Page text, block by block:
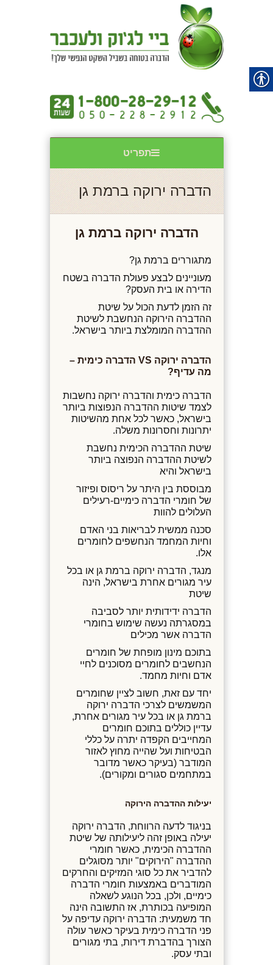
תפריט
הדברה ירוקה ברמת גן
הדברה ירוקה ברמת גן
מתגוררים ברמת גן?
מעוניינים לבצע פעולת הדברה בשטח
הדירה או בית העסק?
זה הזמן לדעת הכול על שיטת
ההדברה הירוקה הנחשבת לשיטת
ההדברה המומלצת ביותר בישראל.
הדברה ירוקה VS הדברה כימית –
מה עדיף?
הדברה כימית והדברה ירוקה נחשבות
לצמד שיטות ההדברה הנפוצות ביותר
בישראל, כאשר לכל אחת מהשיטות
יתרונות וחסרונות משלה.
שיטת ההדברה הכימית נחשבת
לשיטת ההדברה הנפוצה ביותר
בישראל והיא
מבוססת בין היתר על ריסוס ופיזור
של חומרי הדברה כימיים-רעילים
העלולים להוות
סכנה ממשית לבריאות בני האדם
וחיות המחמד הנחשפים לחומרים
אלו.
מנגד, הדברה ירוקה ברמת גן או בכל
עיר מגורים אחרת בישראל, הינה
שיטת
הדברה ידידותית יותר לסביבה
במסגרתה נעשה שימוש בחומרי
הדברה אשר מכילים
בתוכם מינון מופחת של חומרים
הנחשבים לחומרים מסוכנים לחיי
אדם וחיות מחמד.
יחד עם זאת, חשוב לציין שחומרים
המשמשים לצרכי הדברה ירוקה
ברמת גן או בכל עיר מגורים אחרת,
עדיין כוללים בתוכם חומרים
המחייבים הקפדה יתרה על כללי
הבטיחות ועל שהייה מחוץ לאזור
המודבר (בעיקר כאשר מדובר
במתחמים סגורים ומקורים).
יעילות ההדברה הירוקה
בניגוד לדעה הרווחת, הדברה ירוקה
יעילה באופן זהה ליעילותה של שיטת
ההדברה הכימית, כאשר חומרי
ההדברה "הירוקים" יותר מסוגלים
להדביר את כל סוגי המזיקים והחרקים
המודברים באמצעות חומרי הדברה
כימיים, ולכן, בכל הנוגע לשאלה
המופיעה בכותרת, אז התשובה הינה
חד משמעית: הדברה ירוקה עדיפה על
פני הדברה כימית בעיקר כאשר עולה
הצורך בהדברת דירות, בתי מגורים
ובתי עסק.